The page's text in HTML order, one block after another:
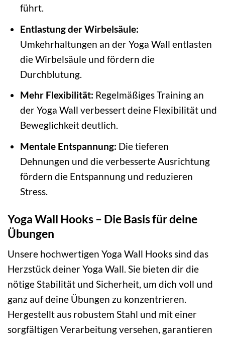
führt.
Entlastung der Wirbelsäule:
Umkehrhaltungen an der Yoga Wall entlasten
die Wirbelsäule und fördern die
Durchblutung.
Mehr Flexibilität: Regelmäßiges Training an
der Yoga Wall verbessert deine Flexibilität und
Beweglichkeit deutlich.
Mentale Entspannung: Die tieferen
Dehnungen und die verbesserte Ausrichtung
fördern die Entspannung und reduzieren
Stress.
Yoga Wall Hooks – Die Basis für deine
Übungen
Unsere hochwertigen Yoga Wall Hooks sind das
Herzstück deiner Yoga Wall. Sie bieten dir die
nötige Stabilität und Sicherheit, um dich voll und
ganz auf deine Übungen zu konzentrieren.
Hergestellt aus robustem Stahl und mit einer
sorgfältigen Verarbeitung versehen, garantieren